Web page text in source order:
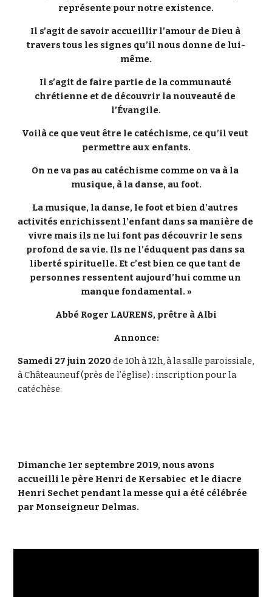
représente pour notre existence.
Il s’agit de savoir accueillir l’amour de Dieu à
travers tous les signes qu’il nous donne de lui-
même.
Il s’agit de faire partie de la communauté
chrétienne et de découvrir la nouveauté de
l’Évangile.
Voilà ce que veut être le catéchisme, ce qu’il veut
permettre aux enfants.
On ne va pas au catéchisme comme on va à la
musique, à la danse, au foot.
La musique, la danse, le foot et bien d’autres
activités enrichissent l’enfant dans sa manière de
vivre mais ils ne lui font pas découvrir le sens
profond de sa vie. Ils ne l’éduquent pas dans sa
liberté spirituelle. Et c’est bien ce que tant de
personnes ressentent aujourd’hui comme un
manque fondamental. »
Abbé Roger LAURENS, prêtre à Albi
Annonce:
Samedi 27 juin 2020 de 10h à 12h, à la salle paroissiale,
à Châteauneuf (près de l’église) : inscription pour la
catéchèse.
Dimanche 1er septembre 2019, nous avons
accueilli le père Henri de Kersabiec  et le diacre
Henri Sechet pendant la messe qui a été célébrée
par Monseigneur Delmas.